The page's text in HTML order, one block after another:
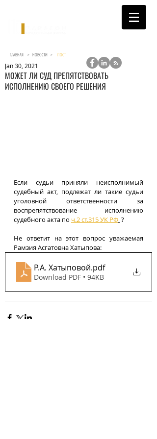
МОЖЕТ ЛИ СУД ПРЕПЯТСТВОВАТЬ
ИСПОЛНЕНИЮ СВОЕГО РЕШЕНИЯ
Jan 30, 2021
Если судьи приняли неисполнимый
судебный акт, подлежат ли такие судьи
уголовной ответственности за
воспрепятствование исполнению
судебного акта по ч.2 ст.315 УК РФ ?
Не ответит на этот вопрос уважаемая
Рамзия Асгатовна Хатыпова:
Р.А. Хатыповой.pdf
Download PDF • 94KB
ГЛАВНАЯ > НОВОСТИ > ПОСТ